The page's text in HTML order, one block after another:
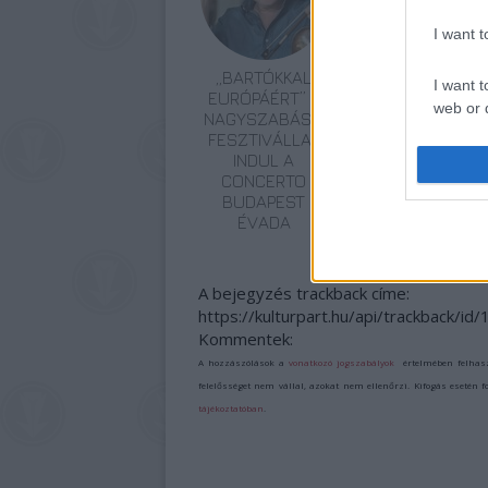
I want
I want
web or
I want
„BARTÓKKAL
EURÓPÁÉRT” –
NAGYSZABÁSÚ
FESZTIVÁLLAL
INDUL A
CONCERTO
BUDAPEST
ÉVADA
ORSZÁGOS
A bejegyzés trackback címe:
https://kulturpart.hu/api/trackback/id/
Kommentek:
A hozzászólások avonatkozó jogszabályok értelmében
felelősséget nem vállal, azokat nem ellenőrzi. Kifogás esetén
tájékoztatóban